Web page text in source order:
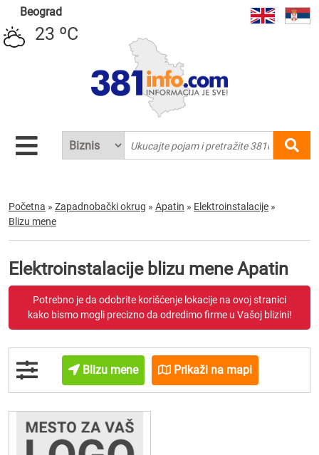
Beograd
23 ºC
Početna » Zapadnobački okrug » Apatin » Elektroinstalacije »
Blizu mene
Elektroinstalacije blizu mene Apatin
Potrebno je da odobrite korišćenje lokacije na ovoj stranici
kako bismo mogli precizno da odredimo firme u Vašoj blizini!
Blizu mene Prikaži na mapi